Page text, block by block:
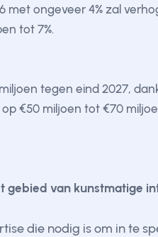
ongeveer 4% zal
tot 7%.
tegen eind 2027,
€50 miljoen tot €70
gebied van kunstmatige
die nodig is om in te